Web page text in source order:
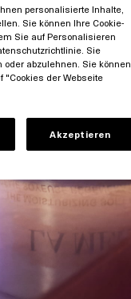
personalisierte Inhalte,
Sie können Ihre Cookie-
Sie auf Personalisieren
Sie
abzulehnen. Sie können
der Webseite
Akzeptieren